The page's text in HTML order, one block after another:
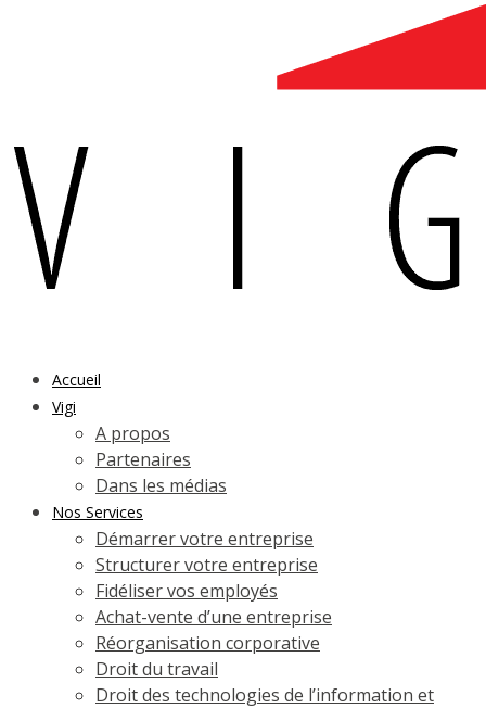
Accueil
Vigi
A propos
Partenaires
Dans les médias
Nos Services
Démarrer votre entreprise
Structurer votre entreprise
Fidéliser vos employés
Achat-vente d’une entreprise
Réorganisation corporative
Droit du travail
Droit des technologies de l’information et